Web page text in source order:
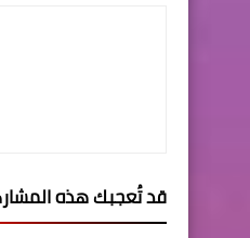
قد تُعجبك هذه